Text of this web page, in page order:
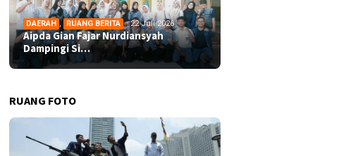
DAERAH , RUANG BERITA 22 Juli 2026
Aipda Gian Fajar Nurdiansyah
Dampingi Si…
RUANG FOTO